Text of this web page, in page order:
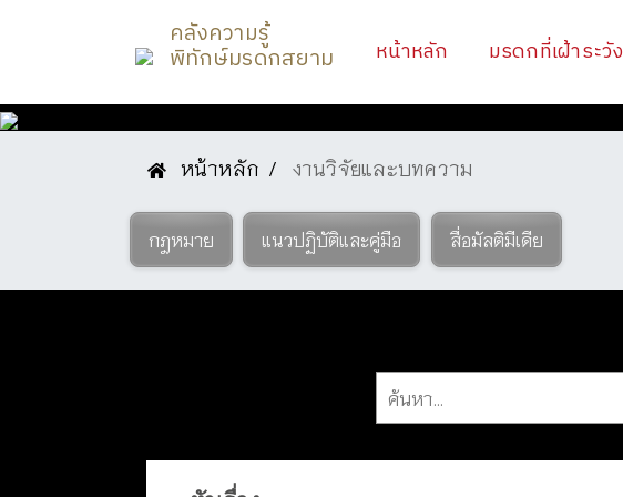
คลังความรู้
พิทักษ์มรดกสยาม หน้าหลัก (current)
มรดกที่เฝ้าระวัง
องค์ความรู้
หน้าหลัก งานวิจัยและบทความ
กฎหมาย แนวปฏิบัติและคู่มือ สื่อมัลติมีเดีย